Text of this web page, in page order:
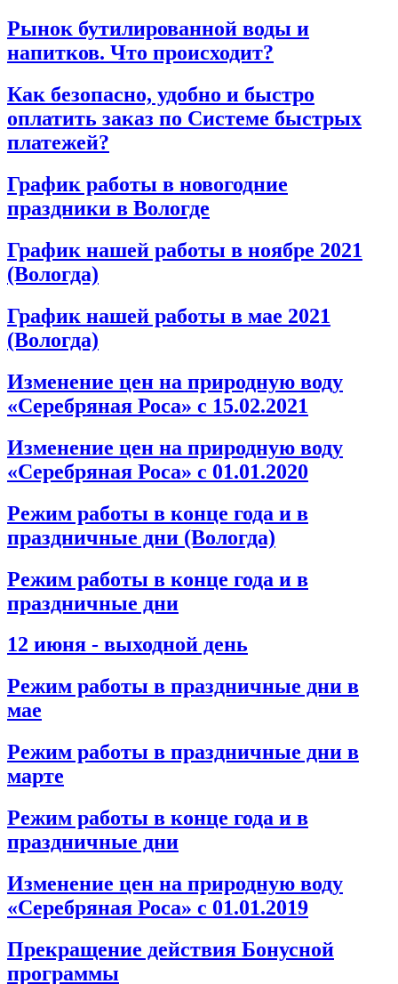
Рынок бутилированной воды и
напитков. Что происходит?
Как безопасно, удобно и быстро
оплатить заказ по Системе быстрых
платежей?
График работы в новогодние
праздники в Вологде
График нашей работы в ноябре 2021
(Вологда)
График нашей работы в мае 2021
(Вологда)
Изменение цен на природную воду
«Серебряная Роса» с 15.02.2021
Изменение цен на природную воду
«Серебряная Роса» с 01.01.2020
Режим работы в конце года и в
праздничные дни (Вологда)
Режим работы в конце года и в
праздничные дни
12 июня - выходной день
Режим работы в праздничные дни в
мае
Режим работы в праздничные дни в
марте
Режим работы в конце года и в
праздничные дни
Изменение цен на природную воду
«Серебряная Роса» с 01.01.2019
Прекращение действия Бонусной
программы